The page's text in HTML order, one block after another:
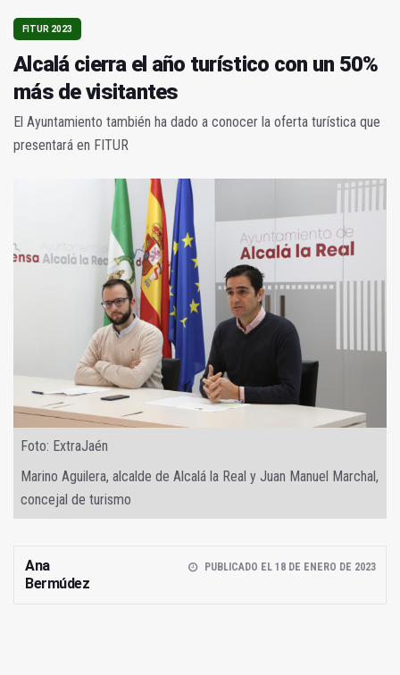
FITUR 2023
Alcalá cierra el año turístico con un 50%
más de visitantes
El Ayuntamiento también ha dado a conocer la oferta turística que
presentará en FITUR
Foto: ExtraJaén
Marino Aguilera, alcalde de Alcalá la Real y Juan Manuel Marchal,
concejal de turismo
Ana
Bermúdez
PUBLICADO EL 18 DE ENERO DE 2023